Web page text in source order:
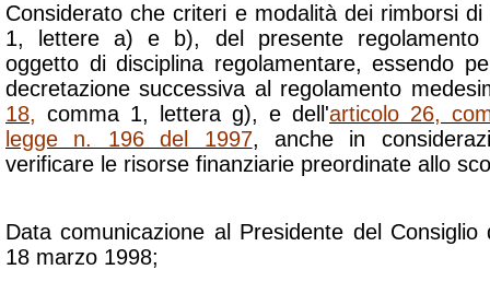
Considerato che criteri e modalità dei rimborsi
1, lettere a) e b), del presente regolamento
oggetto di disciplina regolamentare, essendo
decretazione successiva al regolamento
18, comma 1, lettera g), e dell'articolo 26,
legge n. 196 del 1997, anche in
verificare le risorse finanziarie preordinate allo
Data comunicazione al Presidente del
18 marzo 1998;